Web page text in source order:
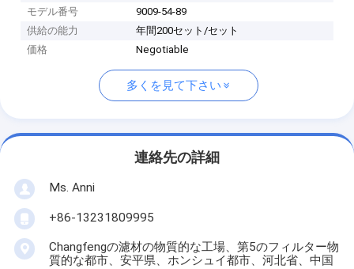
モデル番号
9009-54-89
供給の能力
年間200セット/セット
価格
Negotiable
多くを見て下さい
連絡先の詳細
Ms. Anni
+86-13231809995
Changfengの濾材の物質的な工場、第5のフィルター物
質的な都市、安平県、ホンシュイ都市、河北省、中国